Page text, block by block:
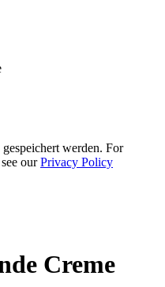
werden. For
ourPrivacy Policy
Creme